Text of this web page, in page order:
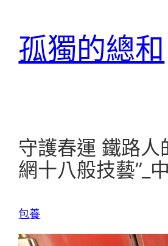
孤獨的總和
守護春運 鐵路人
網十八般技藝”_
包養